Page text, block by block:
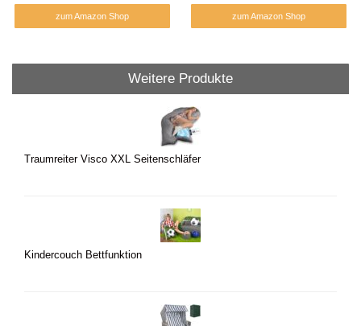
zum Amazon Shop zum Amazon Shop
Weitere Produkte
Traumreiter Visco XXL Seitenschläfer
Kindercouch Bettfunktion